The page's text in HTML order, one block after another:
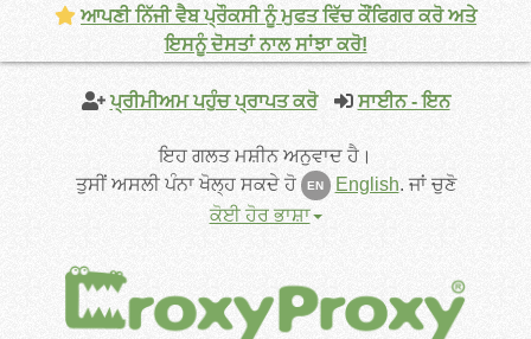
ਪ੍ਰੀਮੀਅਮ ਪਹੁੰਚ ਪ੍ਰਾਪਤ ਕਰੋ ਸਾਈਨ - ਇਨ
ਇਹ ਗਲਤ ਮਸ਼ੀਨ ਅਨੁਵਾਦ ਹੈ।
ਤੁਸੀਂ ਅਸਲੀ ਪੰਨਾ ਖੋਲ੍ਹ ਸਕਦੇ ਹੋ
EN English.ਜਾਂ ਚੁਣੋ
ਕੋਈ ਹੋਰ ਭਾਸ਼ਾ
ਆਪਣੀ ਨਿੱਜੀ ਵੈਬ ਪ੍ਰੌਕਸੀ ਨੂੰ ਮੁਫਤ ਵਿੱਚ ਕੌਂਫਿਗਰ ਕਰੋ ਅਤੇ
ਇਸਨੂੰ ਦੋਸਤਾਂ ਨਾਲ ਸਾਂਝਾ ਕਰੋ!